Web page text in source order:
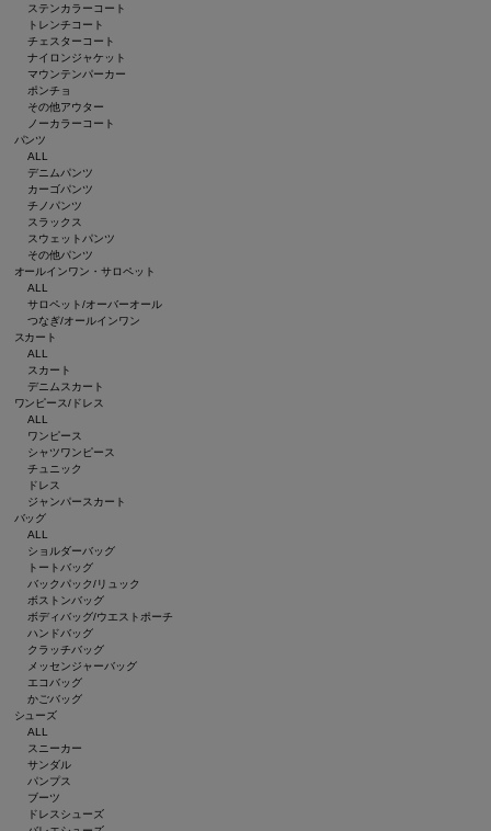
ステンカラーコート
トレンチコート
チェスターコート
ナイロンジャケット
マウンテンパーカー
ポンチョ
その他アウター
ノーカラーコート
パンツ
ALL
デニムパンツ
カーゴパンツ
チノパンツ
スラックス
スウェットパンツ
その他パンツ
オールインワン・サロペット
ALL
サロペット/オーバーオール
つなぎ/オールインワン
スカート
ALL
スカート
デニムスカート
ワンピース/ドレス
ALL
ワンピース
シャツワンピース
チュニック
ドレス
ジャンパースカート
バッグ
ALL
ショルダーバッグ
トートバッグ
バックパック/リュック
ボストンバッグ
ボディバッグ/ウエストポーチ
ハンドバッグ
クラッチバッグ
メッセンジャーバッグ
エコバッグ
かごバッグ
シューズ
ALL
スニーカー
サンダル
パンプス
ブーツ
ドレスシューズ